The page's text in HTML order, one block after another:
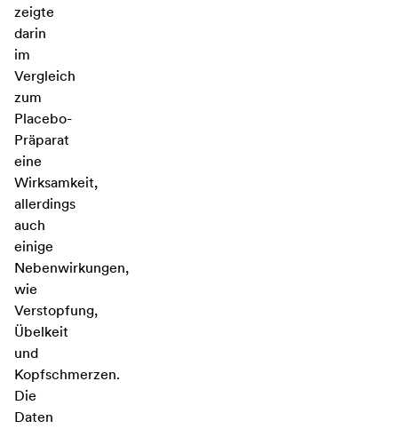
zeigte
darin
im
Vergleich
zum
Placebo-
Präparat
eine
Wirksamkeit,
allerdings
auch
einige
Nebenwirkungen,
wie
Verstopfung,
Übelkeit
und
Kopfschmerzen.
Die
Daten